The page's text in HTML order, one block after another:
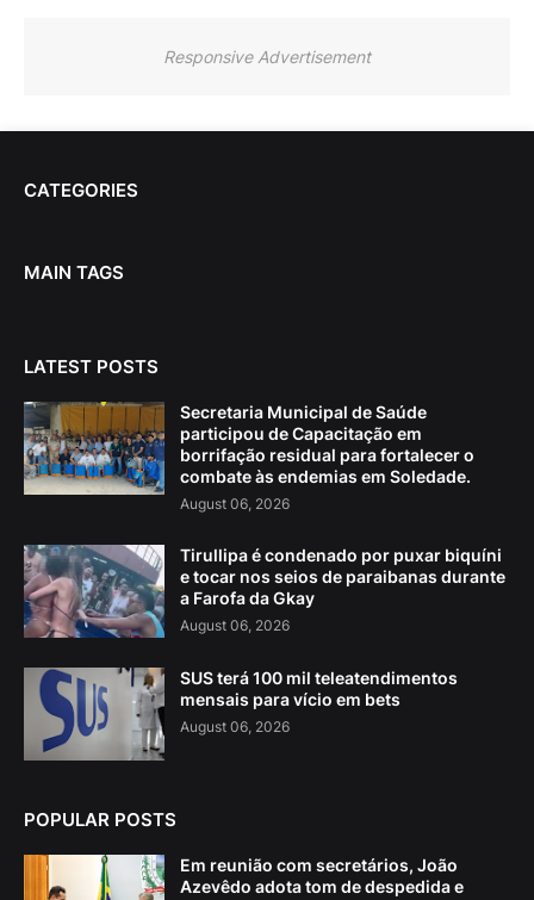
Responsive Advertisement
CATEGORIES
MAIN TAGS
LATEST POSTS
Secretaria Municipal de Saúde
participou de Capacitação em
borrifação residual para fortalecer o
combate às endemias em Soledade.
August 06, 2026
Tirullipa é condenado por puxar biquíni
e tocar nos seios de paraibanas durante
a Farofa da Gkay
August 06, 2026
SUS terá 100 mil teleatendimentos
mensais para vício em bets
August 06, 2026
POPULAR POSTS
Em reunião com secretários, João
Azevêdo adota tom de despedida e